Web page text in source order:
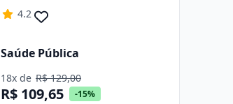
4.2
Saúde Pública
18x de R$ 129,00
R$ 109,65 -15%